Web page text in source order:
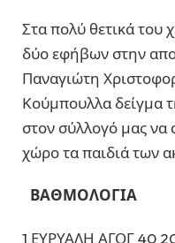
Στα πολύ θετικά του
δύο εφήβων στην
Παναγιώτη
Κούμπουλλα δείγμα
στον σύλλογό μας να
χώρο τα παιδιά των
ΒΑΘΜΟΛΟΓΙΑ
1 ΕΥΡΥΑΛΗ ΑΓΟΓ 40